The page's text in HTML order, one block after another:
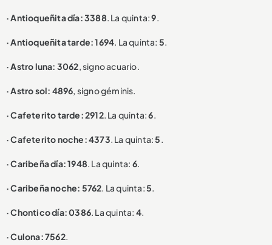
· Antioqueñita día: 3388. La quinta:9.
· Antioqueñita tarde: 1694. La quinta: 5.
· Astro luna: 3062, signo acuario.
· Astro sol: 4896, signo géminis.
· Cafeterito tarde: 2912. La quinta:6.
· Cafeterito noche: 4373. La quinta:5.
· Caribeña día: 1948. La quinta: 6.
· Caribeña noche: 5762. La quinta:5.
· Chontico día: 0386. La quinta: 4.
· Culona: 7562.